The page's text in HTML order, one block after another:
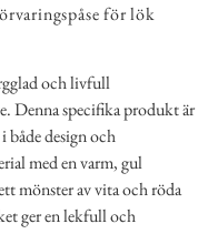
för lök
och livfull
Denna specifika produkt är
både design och
med en varm, gul
mönster av vita och röda
ger en lekfull och